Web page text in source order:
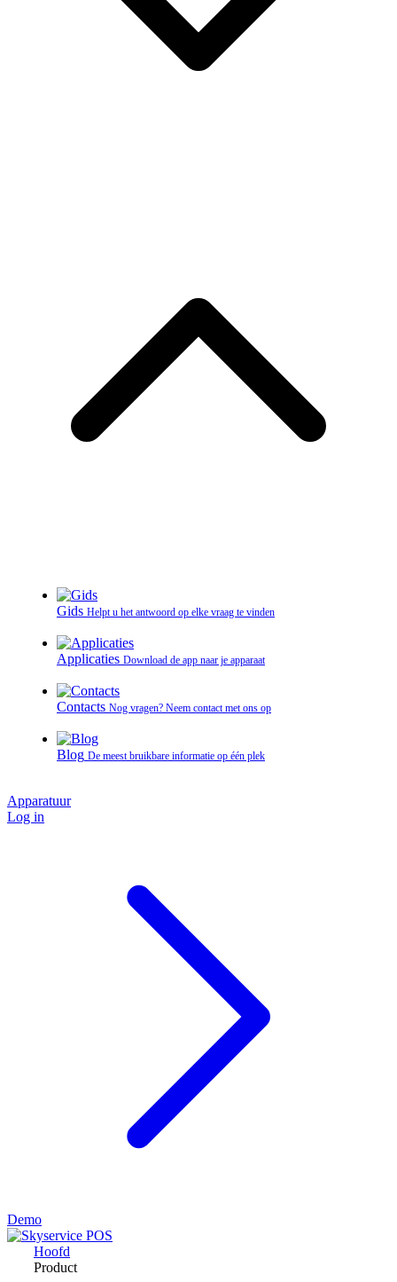
Gids Helpt u het antwoord op elke vraag te vinden
Applicaties Download de app naar je apparaat
Contacts Nog vragen? Neem contact met ons op
Blog De meest bruikbare informatie op één plek
Apparatuur
Log in
Demo
Hoofd
Product